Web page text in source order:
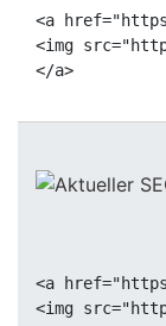
<a
<img
<a
<img